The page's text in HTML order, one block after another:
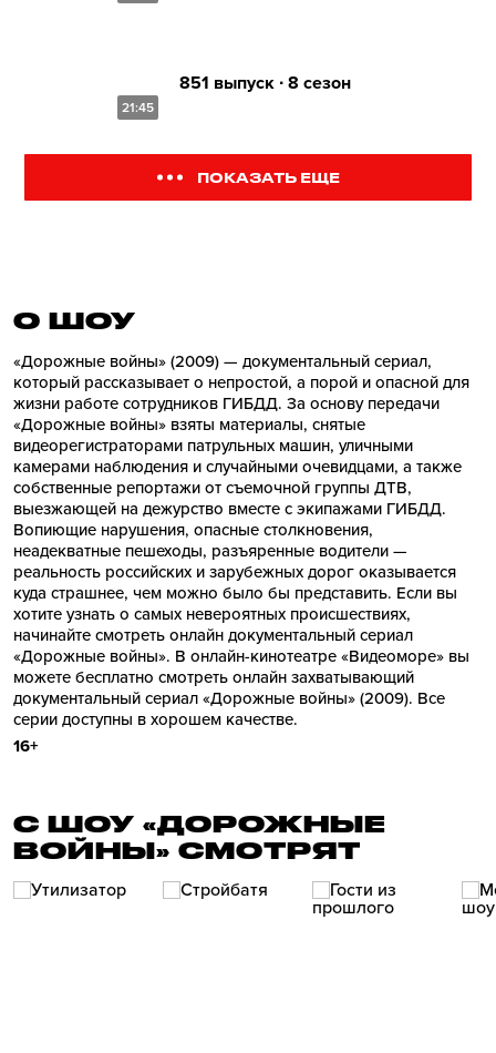
21:45
851 выпуск ∙ 8 сезон
ПОКАЗАТЬ ЕЩЕ
О ШОУ
«Дорожные войны» (2009) — документальный сериал,
который рассказывает о непростой, а порой и опасной для
жизни работе сотрудников ГИБДД. За основу передачи
«Дорожные войны» взяты материалы, снятые
видеорегистраторами патрульных машин, уличными
камерами наблюдения и случайными очевидцами, а также
собственные репортажи от съемочной группы ДТВ,
выезжающей на дежурство вместе с экипажами ГИБДД.
Вопиющие нарушения, опасные столкновения,
неадекватные пешеходы, разъяренные водители —
реальность российских и зарубежных дорог оказывается
куда страшнее, чем можно было бы представить. Если вы
хотите узнать о самых невероятных происшествиях,
начинайте смотреть онлайн документальный сериал
«Дорожные войны». В онлайн-кинотеатре «Видеоморе» вы
можете бесплатно смотреть онлайн захватывающий
документальный сериал «Дорожные войны» (2009). Все
серии доступны в хорошем качестве.
16+
С ШОУ «ДОРОЖНЫЕ
ВОЙНЫ» СМОТРЯТ